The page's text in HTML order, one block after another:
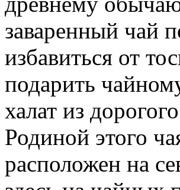
заваренный чай
избавиться от
подарить
халат из
Родиной этого
расположен на